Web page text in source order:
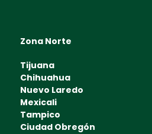
Zona Norte
Tijuana
Chihuahua
Nuevo Laredo
Mexicali
Tampico
Ciudad Obregón